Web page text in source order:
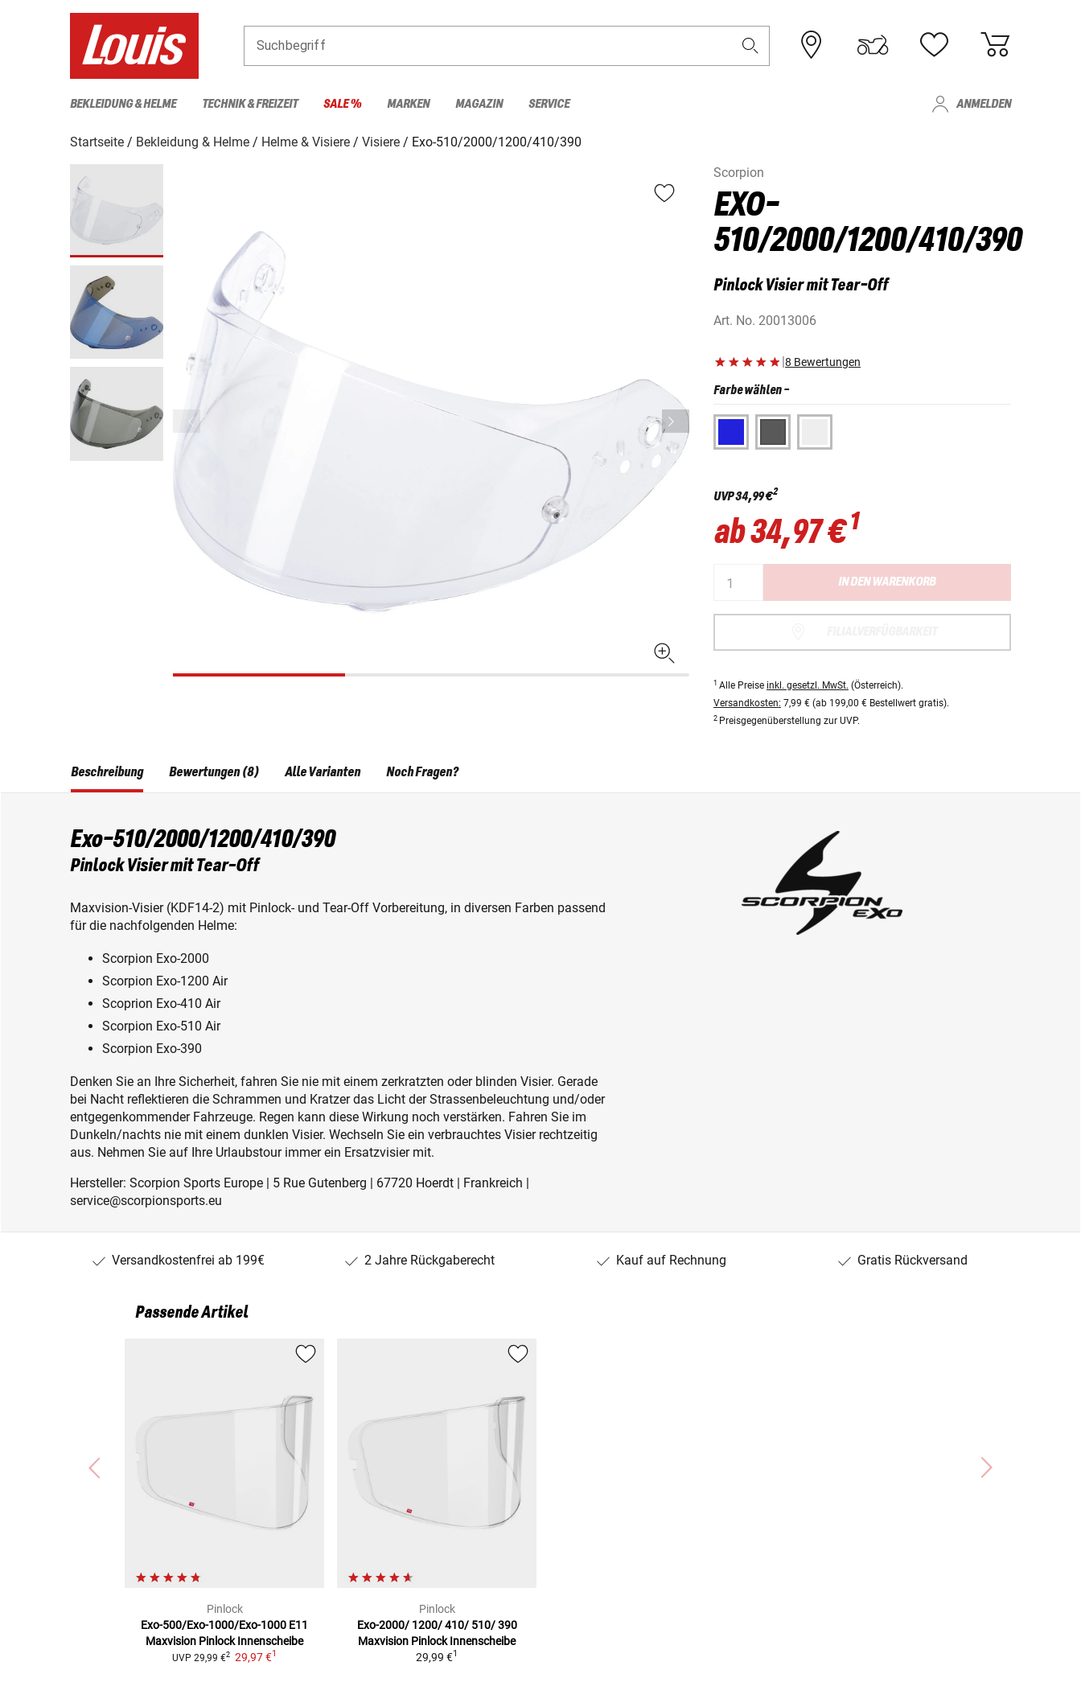
Suchbegriff
BEKLEIDUNG & HELME TECHNIK & FREIZEIT SALE % MARKEN MAGAZIN SERVICE ANMELDEN
Startseite Bekleidung & Helme Helme & Visiere Visiere
Exo-510/2000/1200/410/390
Scorpion
EXO-
510/2000/1200/410/390
Pinlock Visier mit Tear-Off
Art. No. 20013006
|8 Bewertungen
Farbe wählen-
UVP34,99 €2
ab34,97 €1
IN DEN WARENKORB
1 Alle Preise inkl. gesetzl. MwSt. (Österreich).
Versandkosten: 7,99 € (ab 199,00 € Bestellwert gratis).
2 Preisgegenüberstellung zur UVP.
Beschreibung
Exo-510/2000/1200/410/390
Pinlock Visier mit Tear-Off
Maxvision-Visier (KDF14-2) mit Pinlock- und Tear-Off Vorbereitung, in diversen Farben passend
für die nachfolgenden Helme:
Scorpion Exo-2000
Scorpion Exo-1200 Air
Scoprion Exo-410 Air
Scorpion Exo-510 Air
Scorpion Exo-390
Denken Sie an Ihre Sicherheit, fahren Sie nie mit einem zerkratzten oder blinden Visier. Gerade
bei Nacht reflektieren die Schrammen und Kratzer das Licht der Strassenbeleuchtung und/oder
entgegenkommender Fahrzeuge. Regen kann diese Wirkung noch verstärken. Fahren Sie im
Dunkeln/nachts nie mit einem dunklen Visier. Wechseln Sie ein verbrauchtes Visier rechtzeitig
aus. Nehmen Sie auf Ihre Urlaubstour immer ein Ersatzvisier mit.
Hersteller: Scorpion Sports Europe | 5 Rue Gutenberg | 67720 Hoerdt | Frankreich |
service@scorpionsports.eu
Bewertungen (8) Alle Varianten Noch Fragen?
Versandkostenfrei ab 199€ 2 Jahre Rückgaberecht Kauf auf Rechnung Gratis Rückversand
Passende Artikel
Pinlock
Exo-500/Exo-1000/Exo-1000 E11
Maxvision Pinlock Innenscheibe
UVP 29,99 €2 29,97 €1
Pinlock
Exo-2000/ 1200/ 410/ 510/ 390
Maxvision Pinlock Innenscheibe
29,99 €1